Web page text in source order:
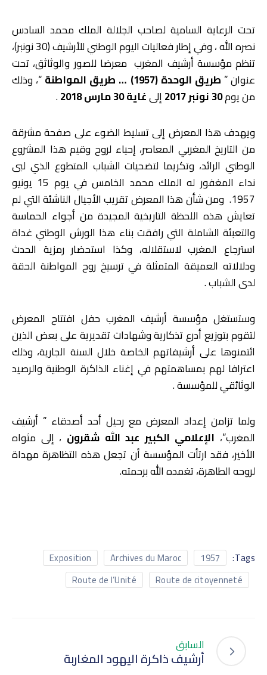
تحت الرعاية السامية لصاحب الجلالة الملك محمد السادس
نصره الله ، وفي إطار فعاليات اليوم الوطني للأرشيف (30 نونبر)،
تنظم مؤسسة أرشيف المغرب معرضا للصور والوثاثق، تحت
عنوان ” طريق الوحدة (1957) … طريق المواطنة
“، وذلك
من يوم30نونبر2017إلىغاية 30 مارس 2018
.
ويهدف هذا المعرض إلى تسليط الضوء على صفحة مشرقة
من التاريخ المغربي المعاصر، إحياء لروح وقيم هذا المشروع
الوطني الرائد، وتكريما لتضحيات الشباب المتطوع الذي لبى
نداء المغفور له الملك محمد الخامس في يوم 15 يونيو
1957. ومن شأن هذا المعرض تقريب الأجيال الناشئة التي لم
تعايش هذه اللحظة التاريخية المجيدة من أجواء الحماسة
والتعبئة الشاملة التي رافقت بناء هذا الورش الوطني غداة
استرجاع المغرب لاستقلاله، وكذا استحضار رمزية الحدث
ودلالاته العميقة المتمثلة في ترسيخ روح المواطنة الحقة
لدى الشباب .
وستستغل مؤسسة أرشيف المغرب حفل افتتاح المعرض
لتقوم بتوزيع أدرع تذكارية وشهادات تقديرية على بعض الذين
ائتمنوها على أرشيفاتهم الخاصة خلال السنة الجارية، وذلك
اعترافا لهم بمساهمتهم في إغناء الذاكرة الوطنية والرصيد
الوثائقي للمؤسسة .
ولما تزامن إعداد المعرض مع رحيل أحد أصدقاء ” أرشيف
المغرب”، الإعلامي الكبير عبد الله شقرون ، إلى مثواه
الأخير، فقد ارتأت المؤسسة أن تجعل هذه التظاهرة مهداة
لروحه الطاهرة، تغمده الله برحمته.
Tags:
1957
Archives du Maroc
Exposition
Route de citoyenneté
Route de l’Unité
السابق
أرشيف ذاكرة اليهود المغاربة